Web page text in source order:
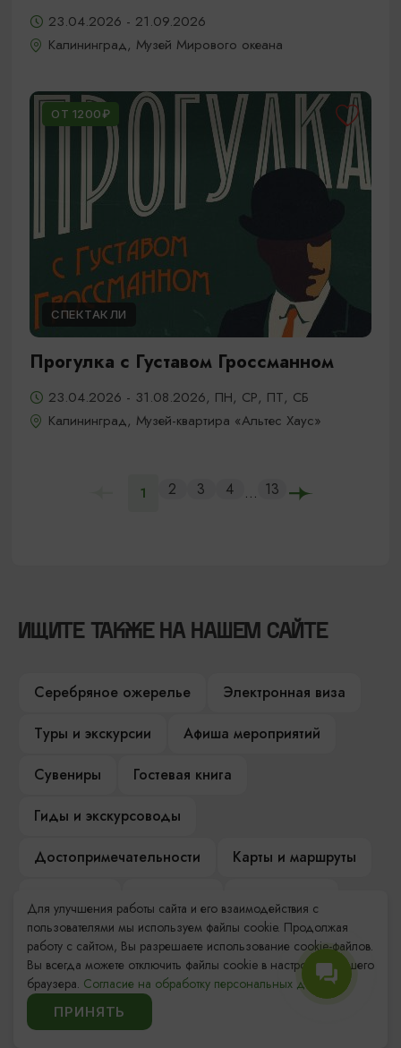
23.04.2026 - 21.09.2026
Калининград, Музей Мирового океана
ОТ 1200₽
СПЕКТАКЛИ
Прогулка с Густавом Гроссманном
23.04.2026 - 31.08.2026, ПН, СР, ПТ, СБ
Калининград, Музей-квартира «Альтес Хаус»
1 2 3 4 ... 13
ИЩИТЕ ТАКЖЕ НА НАШЕМ САЙТЕ
Серебряное ожерелье
Электронная виза
Туры и экскурсии
Афиша мероприятий
Сувениры
Гостевая книга
Гиды и экскурсоводы
Достопримечательности
Карты и маршруты
Компас Балтийской кухни
Настоящий Калининградец
Музеи
Для улучшения работы сайта и его взаимодействия с
пользователями мы используем файлы cookie. Продолжая
работу с сайтом, Вы разрешаете использование cookie-файлов.
Вы всегда можете отключить файлы cookie в настройках Вашего
браузера. Согласие на обработку персональных данных.
ПРИНЯТЬ